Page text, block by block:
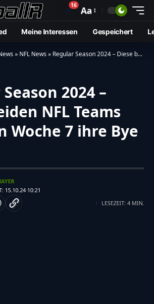
🔔16 Aa
Meine Interessen Gespeichert
» NFL News» Regular Season 2024 – Diese beiden NFL Teams haben in Woche 7 ihre Bye Week
2024 –
NFL Teams
Woche 7 ihre Bye
15.10.24 10:21
LESEZEIT: 4 MIN.